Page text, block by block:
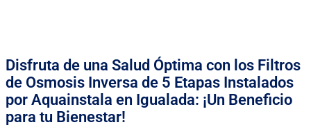
Disfruta de una Salud Óptima con los Filtros
de Osmosis Inversa de 5 Etapas Instalados
por Aquainstala en Igualada: ¡Un Beneficio
para tu Bienestar!